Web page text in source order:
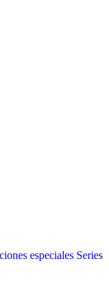
especiales Series